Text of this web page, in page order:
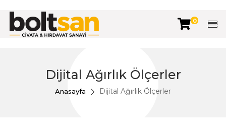
0
Dijital Ağırlık Ölçerler
Anasayfa Dijital Ağırlık Ölçerler